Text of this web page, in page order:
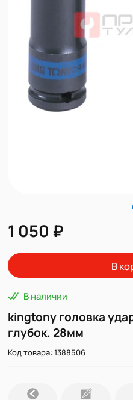
1 050 ₽
В
В наличии
kingtony головка
глубок. 28мм
Код товара: 1388506